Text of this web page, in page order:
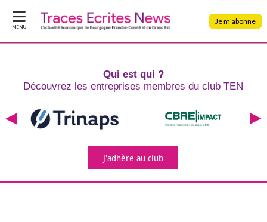
MENU
Je m'abonne
Qui est qui ?
Découvrez les entreprises membres du club TEN
J'adhèreau club